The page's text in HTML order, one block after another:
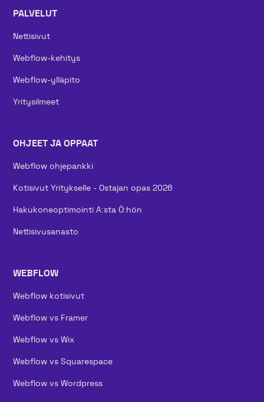
PALVELUT
Nettisivut
Webflow-kehitys
Webflow-ylläpito
Yritysilmeet
OHJEET JA OPPAAT
Webflow ohjepankki
Kotisivut Yritykselle - Ostajan opas 2026
Hakukoneoptimointi A:sta Ö:hön
Nettisivusanasto
WEBFLOW
Webflow kotisivut
Webflow vs Framer
Webflow vs Wix
Webflow vs Squarespace
Webflow vs Wordpress